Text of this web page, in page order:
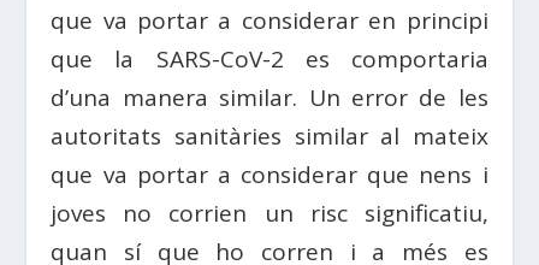
que va portar a considerar en principi
que la SARS-CoV-2 es comportaria
d’una manera similar. Un error de les
autoritats sanitàries similar al mateix
que va portar a considerar que nens i
joves no corrien un risc significatiu,
quan sí que ho corren i a més es